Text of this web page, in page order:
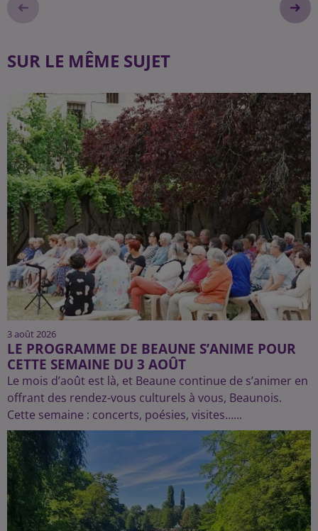
SUR LE MÊME SUJET
3 août 2026
LE PROGRAMME DE BEAUNE S’ANIME POUR
CETTE SEMAINE DU 3 AOÛT
Le mois d’août est là, et Beaune continue de s’animer en
offrant des rendez-vous culturels à vous, Beaunois.
Cette semaine : concerts, poésies, visites…...